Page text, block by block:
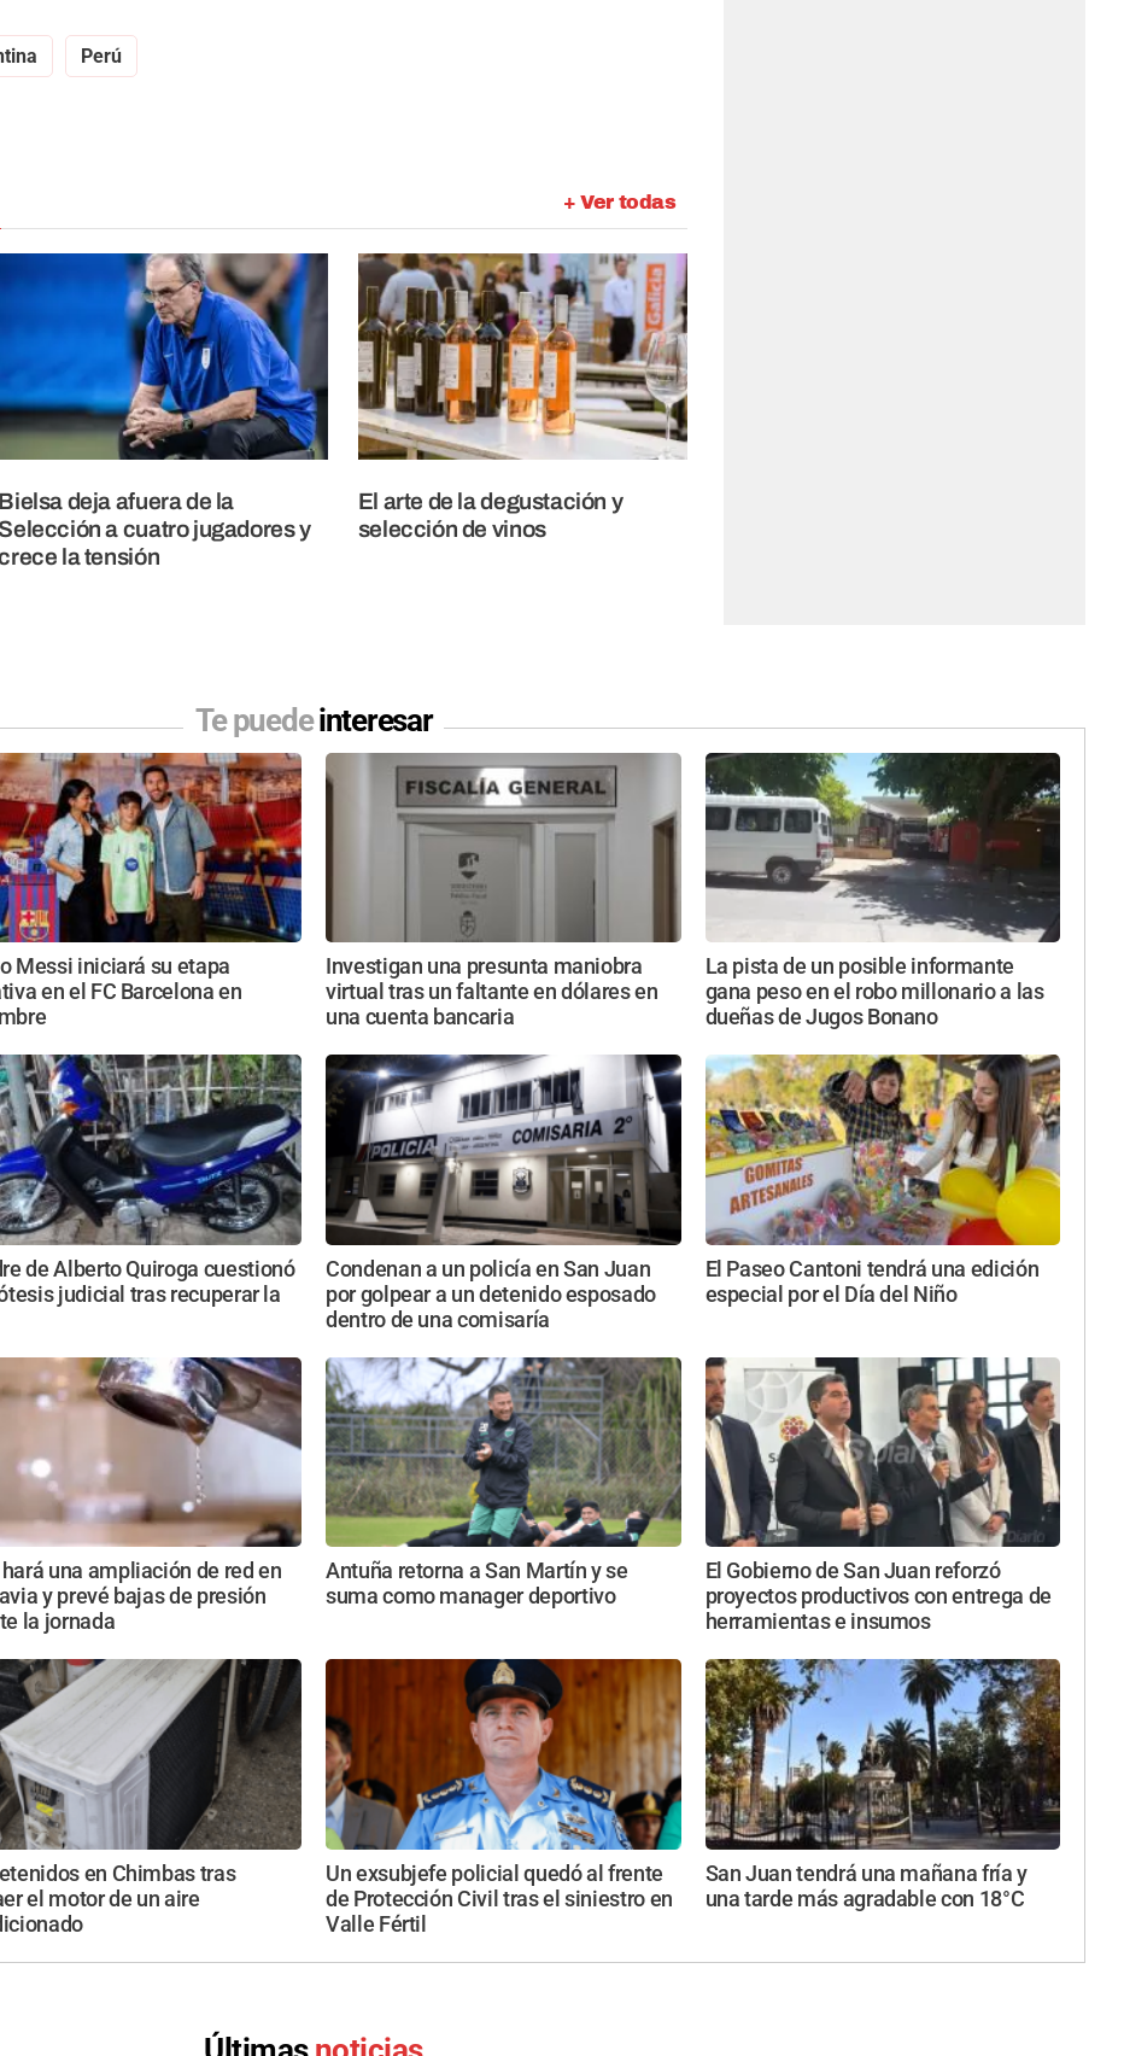
Perú
+ Ver todas
Bielsa deja afuera de la
Selección a cuatro jugadores y
la tensión
El arte de la degustación y
selección de vinos
Te puedeinteresar
Messi iniciará su etapa
en el FC Barcelona en
Investigan una presunta maniobra
virtual tras un faltante en dólares en
una cuenta bancaria
La pista de un posible informante
gana peso en el robo millonario a las
dueñas de Jugos Bonano
de Alberto Quiroga cuestionó
judicial tras recuperar la
Condenan a un policía en San Juan
por golpear a un detenido esposado
dentro de una comisaría
El Paseo Cantoni tendrá una edición
especial por el Día del Niño
hará una ampliación de red en
y prevé bajas de presión
la jornada
Antuña retorna a San Martín y se
suma como manager deportivo
El Gobierno de San Juan reforzó
proyectos productivos con entrega de
herramientas e insumos
en Chimbas tras
el motor de un aire
Un exsubjefe policial quedó al frente
de Protección Civil tras el siniestro en
Valle Fértil
San Juan tendrá una mañana fría y
una tarde más agradable con 18°C